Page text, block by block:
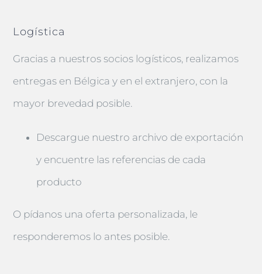
Logística
Gracias a nuestros socios logísticos, realizamos
entregas en Bélgica y en el extranjero, con la
mayor brevedad posible.
Descargue nuestro archivo de exportación
y encuentre las referencias de cada
producto
O pídanos una oferta personalizada, le
responderemos lo antes posible.